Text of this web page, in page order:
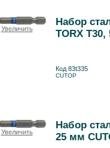
Увеличить
Набор
TORX
Код 83t335
CUTOP
Увеличить
Набор
25 мм